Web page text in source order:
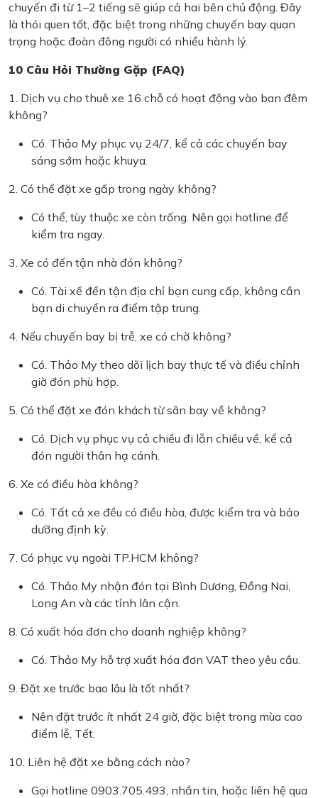
chuyến đi từ 1–2 tiếng sẽ giúp cả hai bên chủ động. Đây
là thói quen tốt, đặc biệt trong những chuyến bay quan
trọng hoặc đoàn đông người có nhiều hành lý.
10 Câu Hỏi Thường Gặp (FAQ)
1. Dịch vụ cho thuê xe 16 chỗ có hoạt động vào ban đêm
không?
Có. Thảo My phục vụ 24/7, kể cả các chuyến bay
sáng sớm hoặc khuya.
2. Có thể đặt xe gấp trong ngày không?
Có thể, tùy thuộc xe còn trống. Nên gọi hotline để
kiểm tra ngay.
3. Xe có đến tận nhà đón không?
Có. Tài xế đến tận địa chỉ bạn cung cấp, không cần
bạn di chuyển ra điểm tập trung.
4. Nếu chuyến bay bị trễ, xe có chờ không?
Có. Thảo My theo dõi lịch bay thực tế và điều chỉnh
giờ đón phù hợp.
5. Có thể đặt xe đón khách từ sân bay về không?
Có. Dịch vụ phục vụ cả chiều đi lẫn chiều về, kể cả
đón người thân hạ cánh.
6. Xe có điều hòa không?
Có. Tất cả xe đều có điều hòa, được kiểm tra và bảo
dưỡng định kỳ.
7. Có phục vụ ngoài TP.HCM không?
Có. Thảo My nhận đón tại Bình Dương, Đồng Nai,
Long An và các tỉnh lân cận.
8. Có xuất hóa đơn cho doanh nghiệp không?
Có. Thảo My hỗ trợ xuất hóa đơn VAT theo yêu cầu.
9. Đặt xe trước bao lâu là tốt nhất?
Nên đặt trước ít nhất 24 giờ, đặc biệt trong mùa cao
điểm lễ, Tết.
10. Liên hệ đặt xe bằng cách nào?
Gọi hotline 0903.705.493, nhắn tin, hoặc liên hệ qua